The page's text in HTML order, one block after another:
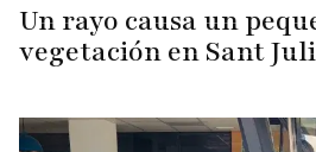
Un rayo causa un
vegetación en Sant